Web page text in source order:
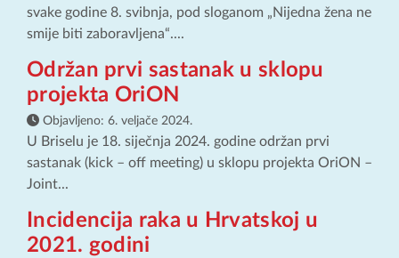
svake godine 8. svibnja, pod sloganom „Nijedna žena ne
smije biti zaboravljena“....
Održan prvi sastanak u sklopu
projekta OriON
Objavljeno: 6. veljače 2024.
U Briselu je 18. siječnja 2024. godine održan prvi
sastanak (kick – off meeting) u sklopu projekta OriON –
Joint...
Incidencija raka u Hrvatskoj u
2021. godini